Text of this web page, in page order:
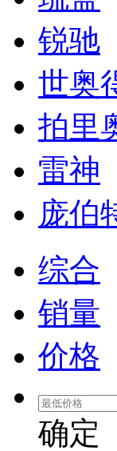
锐驰
世奥
拍里
雷神
庞伯
综合
销量
价格
确定